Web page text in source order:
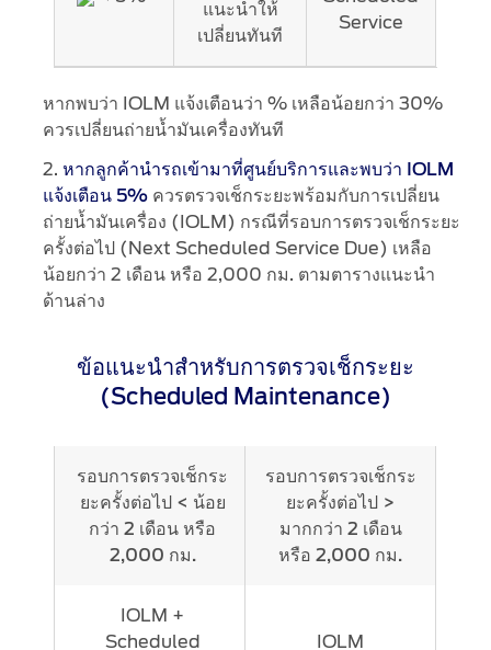
Field Service Actions
Contact Us
กำหนด
จำเป็น
เปลี่ยน
แนะนำให้
เปลี่ยนทันที
Service
หากพบว่า IOLM แจ้งเตือนว่า % เหลือน้อยกว่า 30%
ควรเปลี่ยนถ่ายน้ำมันเครื่องทันที
2. หากลูกค้านำรถเข้ามาที่ศูนย์บริการและพบว่า IOLM
แจ้งเตือน 5%ควรตรวจเช็กระยะพร้อมกับการเปลี่ยน
ถ่ายน้ำมันเครื่อง (IOLM) กรณีที่รอบการตรวจเช็กระยะ
ครั้งต่อไป (Next Scheduled Service Due) เหลือ
น้อยกว่า 2 เดือน หรือ 2,000 กม. ตามตารางแนะนำ
ด้านล่าง
ข้อแนะนำสำหรับการตรวจเช็กระยะ
(Scheduled Maintenance)
รอบการตรวจเช็กระ
ยะครั้งต่อไป < น้อย
กว่า 2 เดือน หรือ
2,000 กม.
รอบการตรวจเช็กระ
ยะครั้งต่อไป >
มากกว่า 2 เดือน
หรือ 2,000 กม.
IOLM +
Scheduled
IOLM